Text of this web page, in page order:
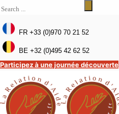
FR +33 (0)970 70 21 52
BE +32 (0)495 42 62 52
Participez à une journée découverte